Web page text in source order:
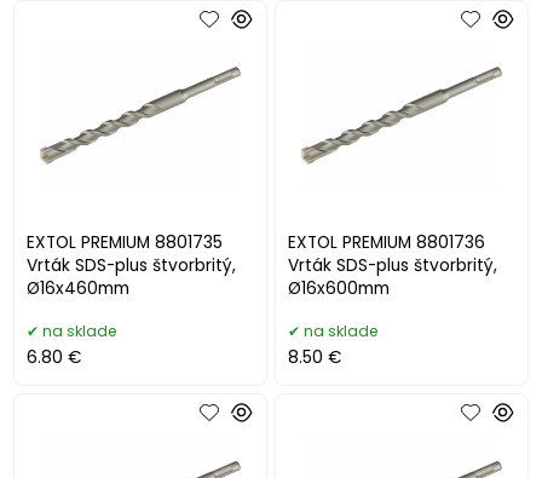
EXTOL PREMIUM 8801735
Vrták SDS-plus štvorbritý,
Ø16x460mm
na sklade
6.80 €
EXTOL PREMIUM 8801736
Vrták SDS-plus štvorbritý,
Ø16x600mm
na sklade
8.50 €